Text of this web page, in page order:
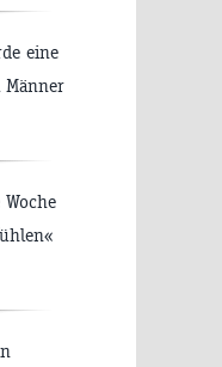
eine